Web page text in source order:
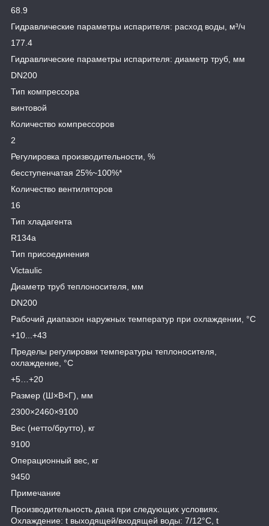
68.9
Гидравлические параметры испарителя: расход воды, м³/ч
177.4
Гидравлические параметры испарителя: диаметр труб, мм
DN200
Тип компрессора
винтовой
Количество компрессоров
2
Регулировка производительности, %
бесступенчатая 25%~100%*
Количество вентиляторов
16
Тип хладагента
R134a
Тип присоединения
Victaulic
Диаметр труб теплоносителя, мм
DN200
Рабочий диапазон наружных температур при охлаждении, °C
+10...+43
Пределы регулировки температуры теплоносителя,
охлаждение, °C
+5…+20
Размер (Ш×В×Г), мм
2300×2460×9100
Вес (нетто/брутто), кг
9100
Операционный вес, кг
9450
Примечание
Производительность дана при следующих условиях.
Охлаждение: t выходящей/входящей воды: 7/12°С, t